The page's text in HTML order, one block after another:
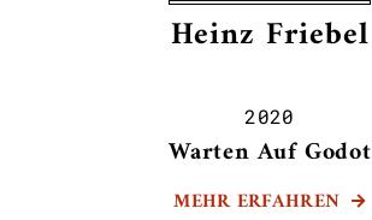
Heinz Friebel
2020
Warten Auf Godot
MEHR ERFAHREN 